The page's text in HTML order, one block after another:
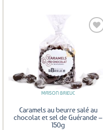
peuvent
être
MAISON BRIEUC
Caramels au beurre salé au
chocolat et sel de Guérande –
150g